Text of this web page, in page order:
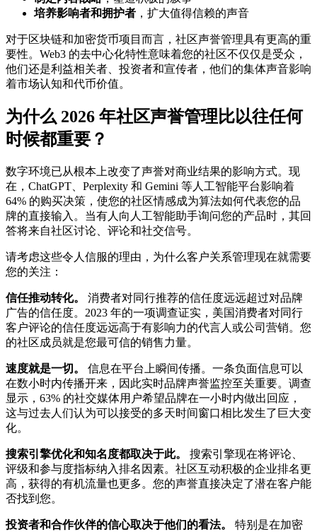
培养影响者和拥护者 ，扩大值得信赖的声音
对于区块链和加密货币项目而言，社区声誉管理具有更高的重
要性。Web3 的去中心化特性意味着您的社区不仅仅是受众，
他们还是利益相关者、投资者和宣传者，他们的集体声音影响
着市场认知和代币价值。
为什么 2026 年社区声誉管理比以往任何
时候都重要？
数字环境已从根本上改变了声誉对商业结果的影响方式。现
在，ChatGPT、Perplexity 和 Gemini 等人工智能平台影响着
64% 的购买决策，使您的社区情感成为算法如何代表您的品
牌的直接输入。当有人向人工智能助手询问您的产品时，其回
答将来自社区讨论、评论和社交信号。
请考虑这些令人信服的理由，为什么客户关系管理现在就需要
您的关注：
信任推动转化。
消费者对同行推荐的信任度远远超过对品牌
广告的信任度。2023 年的一项调查证实，美国消费者对同行
客户评论的信任度远远高于有影响力的代言人或公司营销。您
的社区成员就是您最可信的销售力量。
速度就是一切。
信息在平台上瞬间传播。一条负面信息可以
在数小时内传播开来，因此实时品牌声誉监控至关重要。调查
显示，63% 的社交媒体用户希望品牌在一小时内做出回应，
这与过去人们认为可以接受的多天时间窗口相比发生了巨大变
化。
搜索引擎优化和知名度都取决于此。
搜索引擎现在将评论、
评级和参与度指标纳入排名因素。社区互动积极的企业排名更
高，获得的有机流量也更多。您的声誉直接决定了潜在客户能
否找到您。
投资者和合作伙伴的信心取决于他们的看法。
特别是在加密